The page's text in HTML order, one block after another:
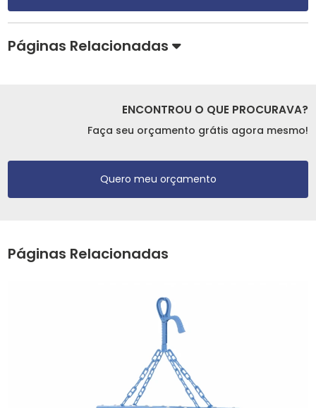
Páginas Relacionadas
ENCONTROU O QUE PROCURAVA?
Faça seu orçamento grátis agora mesmo!
Quero meu orçamento
Páginas Relacionadas